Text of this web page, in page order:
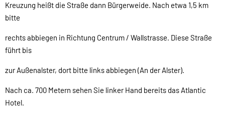
Kreuzung heißt die Straße dann Bürgerweide. Nach etwa 1,5 km
bitte
rechts abbiegen in Richtung Centrum / Wallstrasse. Diese Straße
führt bis
zur Außenalster, dort bitte links abbiegen (An der Alster).
Nach ca. 700 Metern sehen Sie linker Hand bereits das Atlantic
Hotel.